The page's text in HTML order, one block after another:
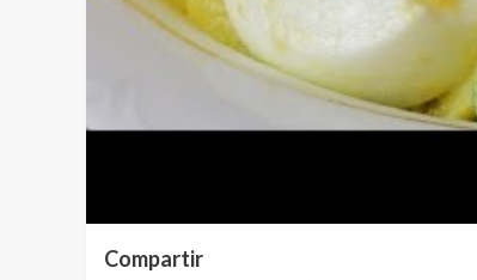
Compartir